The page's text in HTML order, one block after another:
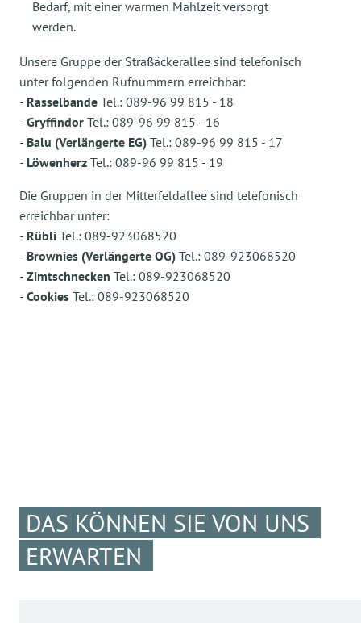
Bedarf, mit einer warmen Mahlzeit versorgt
werden.
Unsere Gruppe der Straßäckerallee sind telefonisch
unter folgenden Rufnummern erreichbar:
- Rasselbande Tel.: 089-96 99 815 - 18
- Gryffindor Tel.: 089-96 99 815 - 16
- Balu (Verlängerte EG) Tel.: 089-96 99 815 - 17
- Löwenherz Tel.: 089-96 99 815 - 19
Die Gruppen in der Mitterfeldallee sind telefonisch
erreichbar unter:
- Rübli Tel.: 089-923068520
- Brownies (Verlängerte OG) Tel.: 089-923068520
- Zimtschnecken Tel.: 089-923068520
- Cookies Tel.: 089-923068520
DAS KÖNNEN SIE VON UNS
ERWARTEN